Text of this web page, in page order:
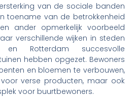
van de sociale banden
toename van de betrokkenheid
ander opmerkelijk voorbeeld
verschillende wijken in steden
en Rotterdam succesvolle
hebben opgezet. Bewoners
en bloemen te verbouwen,
verse producten, maar ook
voor buurtbewoners.